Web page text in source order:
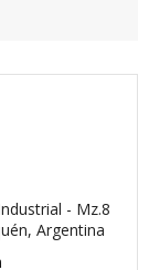
- Mz.8
Argentina